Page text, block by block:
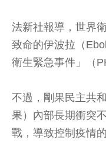
法新社報導，世界
致命的伊波拉（
衛生緊急事件」（
不過，剛果民主共
果）內部長期衝突
戰，導致控制疫情